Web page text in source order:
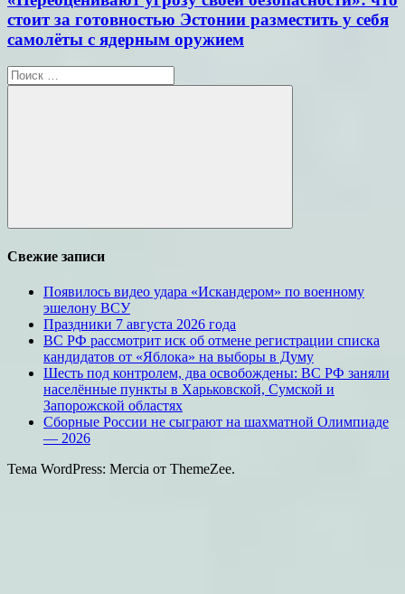
стоит за готовностью Эстонии разместить у себя
самолёты с ядерным оружием
Поиск
для:
Поиск
Свежие записи
Появилось видео удара «Искандером» по военному
эшелону ВСУ
Праздники 7 августа 2026 года
ВС РФ рассмотрит иск об отмене регистрации списка
кандидатов от «Яблока» на выборы в Думу
Шесть под контролем, два освобождены: ВС РФ заняли
населённые пункты в Харьковской, Сумской и
Запорожской областях
Сборные России не сыграют на шахматной Олимпиаде
— 2026
Тема WordPress: Mercia от ThemeZee.